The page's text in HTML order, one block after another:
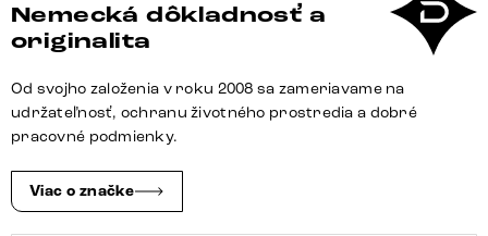
140x65
cm
metalická
strieborná
Nemecká dôkladnosť a
originalita
Od svojho založenia v roku 2008 sa zameriavame na
udržateľnosť, ochranu životného prostredia a dobré
pracovné podmienky.
Viac o značke